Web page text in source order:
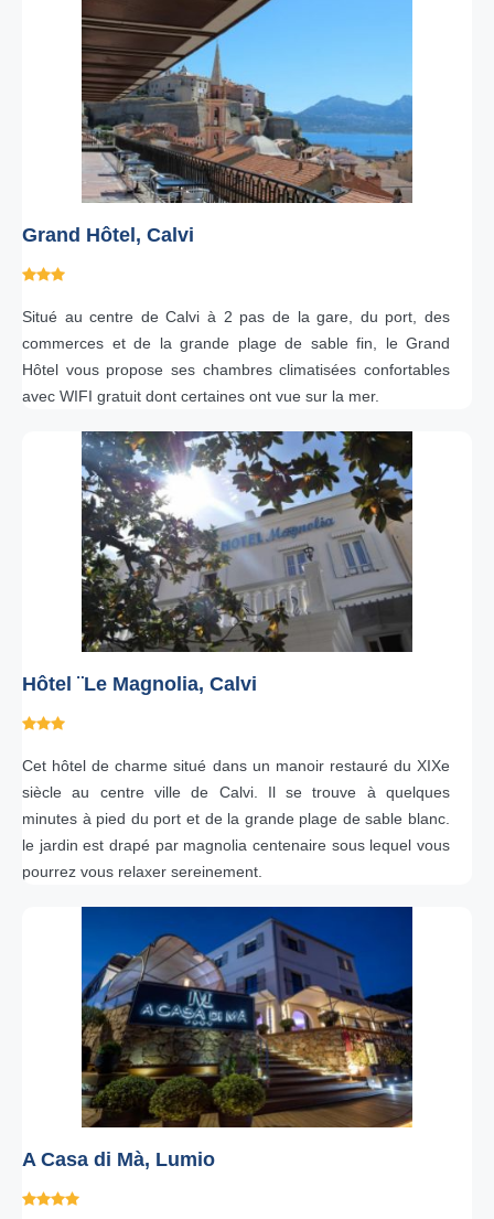
Grand Hôtel, Calvi
Situé au centre de Calvi à 2 pas de la gare, du port, des
commerces et de la grande plage de sable fin, le Grand
Hôtel vous propose ses chambres climatisées confortables
avec WIFI gratuit dont certaines ont vue sur la mer.
Hôtel ¨Le Magnolia, Calvi
Cet hôtel de charme situé dans un manoir restauré du XIXe
siècle au centre ville de Calvi. Il se trouve à quelques
minutes à pied du port et de la grande plage de sable blanc.
le jardin est drapé par magnolia centenaire sous lequel vous
pourrez vous relaxer sereinement.
A Casa di Mà, Lumio